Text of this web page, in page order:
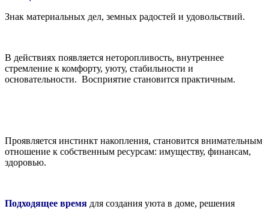
Знак материальных дел, земных радостей и удовольствий.
В действиях появляется неторопливость, внутреннее
стремление к комфорту, уюту, стабильности и
основательности. Восприятие становится практичным.
Проявляется инстинкт накопления, становится внимательным
отношение к собственным ресурсам: имуществу, финансам,
здоровью.
Подходящее время для создания уюта в доме, решения